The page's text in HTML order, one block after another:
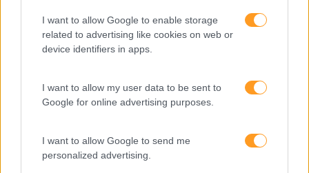
I want to allow Google to enable storage
related to advertising like cookies on web or
device identifiers in apps.
I want to allow my user data to be sent to
Google for online advertising purposes.
I want to allow Google to send me
personalized advertising.
procrastinação é um problema comum a toda a gente,
mas ainda assim nem toda a gente se pode apelidar de
LEIA MAIS